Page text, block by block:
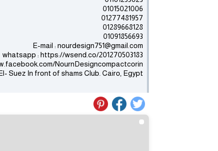
01015021006
01277481957
01289668128
01091856693
E-mail : nourdesign751@gmail.com
whatsapp : https://wsend.co/201270503183
NournDesigncompactcorin
Suez In front of shams Club. Cairo, Egypt